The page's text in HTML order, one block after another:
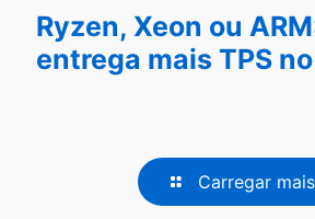
Ryzen, Xeon ou
entrega mais TPS
Carregar mais